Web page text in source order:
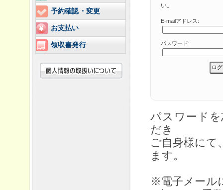
予約確認・変更
お支払い
領収書発行
い。
E-mailアドレス:
パスワード:
パスワード
だき
ご自身様にて
ます。
※電子メール